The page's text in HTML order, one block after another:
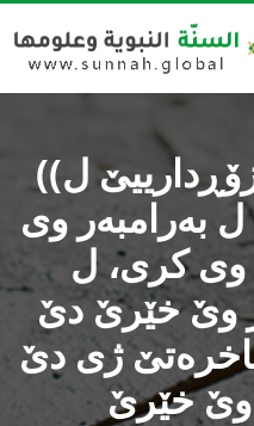
((مسوگه‌ر خودێ زۆڕدارییێ ل
به‌رامبه‌ر وی
كری، ل
وێ خێرێ دێ
ژی دێ